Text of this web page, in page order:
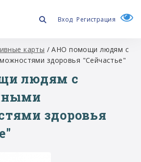
Вход Регистрация
карты / АНО помощи людям с
здоровья "Сейчастье"
людям с
здоровья